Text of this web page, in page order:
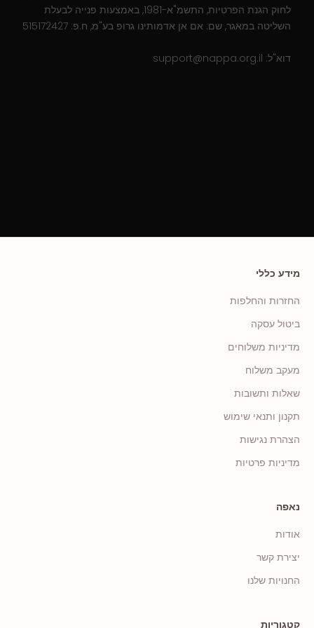
לחוק הגנת הפרטיות, התשמ"א-1981, באמצעות פנייה לבעלת
השליטה במאגר, שם: אם אן אדמותינו גרופ בע"מ, ח.פ: 515172427
דוא"ל: support@nappa.org.il
מידע כללי
החזרות והחלפות
ביטול עסקה
מדיניות משלוחים
מעקב משלוח
שאלות ותשובות
תקנון ותנאי שימוש
הצהרת נגישות
מדיניות פרטיות
נאפה
אודות
יצירת קשר
החנויות שלנו
קטגוריות